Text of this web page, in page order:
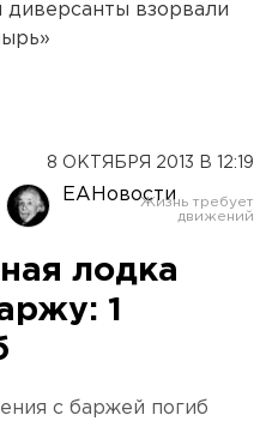
диверсанты взорвали
8 ОКТЯБРЯ 2013 В 12:19
ЕАНовости
лодка
1
с баржей погиб